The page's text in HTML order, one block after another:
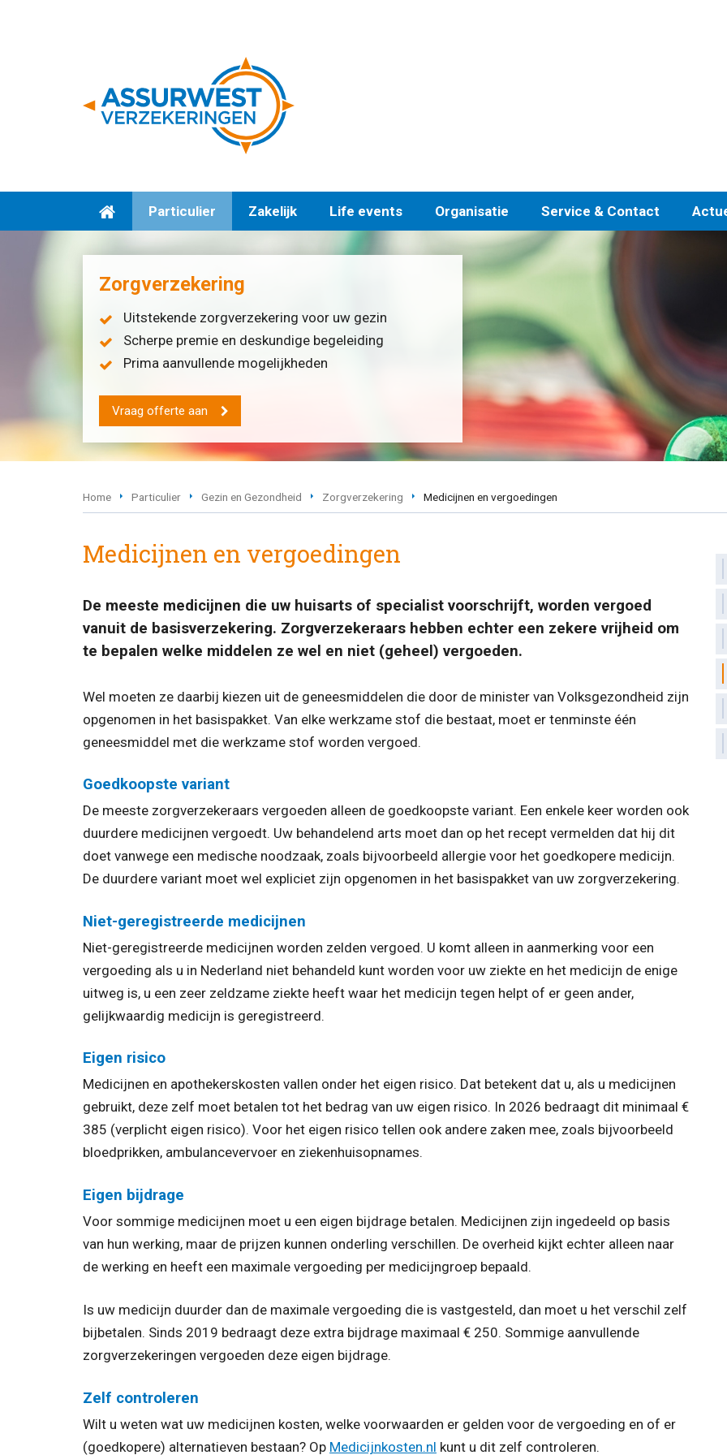
Particulier Zakelijk Life events Organisatie Service & Contact
Zorgverzekering
Uitstekende zorgverzekering voor uw gezin
Scherpe premie en deskundige begeleiding
Prima aanvullende mogelijkheden
Vraag offerte aan
Home Particulier Gezin en Gezondheid Zorgverzekering Medicijnen en vergoedingen
Medicijnen en vergoedingen
De meeste medicijnen die uw huisarts of specialist voorschrijft, worden vergoed
vanuit de basisverzekering. Zorgverzekeraars hebben echter een zekere vrijheid om
te bepalen welke middelen ze wel en niet (geheel) vergoeden.
Wel moeten ze daarbij kiezen uit de geneesmiddelen die door de minister van Volksgezondheid zijn
opgenomen in het basispakket. Van elke werkzame stof die bestaat, moet er tenminste één
geneesmiddel met die werkzame stof worden vergoed.
Goedkoopste variant
De meeste zorgverzekeraars vergoeden alleen de goedkoopste variant. Een enkele keer worden ook
duurdere medicijnen vergoedt. Uw behandelend arts moet dan op het recept vermelden dat hij dit
doet vanwege een medische noodzaak, zoals bijvoorbeeld allergie voor het goedkopere medicijn.
De duurdere variant moet wel expliciet zijn opgenomen in het basispakket van uw zorgverzekering.
Niet-geregistreerde medicijnen
Niet-geregistreerde medicijnen worden zelden vergoed. U komt alleen in aanmerking voor een
vergoeding als u in Nederland niet behandeld kunt worden voor uw ziekte en het medicijn de enige
uitweg is, u een zeer zeldzame ziekte heeft waar het medicijn tegen helpt of er geen ander,
gelijkwaardig medicijn is geregistreerd.
Eigen risico
Medicijnen en apothekerskosten vallen onder het eigen risico. Dat betekent dat u, als u medicijnen
gebruikt, deze zelf moet betalen tot het bedrag van uw eigen risico. In 2026 bedraagt dit minimaal €
385 (verplicht eigen risico). Voor het eigen risico tellen ook andere zaken mee, zoals bijvoorbeeld
bloedprikken, ambulancevervoer en ziekenhuisopnames.
Eigen bijdrage
Voor sommige medicijnen moet u een eigen bijdrage betalen. Medicijnen zijn ingedeeld op basis
van hun werking, maar de prijzen kunnen onderling verschillen. De overheid kijkt echter alleen naar
de werking en heeft een maximale vergoeding per medicijngroep bepaald.
Is uw medicijn duurder dan de maximale vergoeding die is vastgesteld, dan moet u het verschil zelf
bijbetalen. Sinds 2019 bedraagt deze extra bijdrage maximaal € 250. Sommige aanvullende
zorgverzekeringen vergoeden deze eigen bijdrage.
Zelf controleren
Wilt u weten wat uw medicijnen kosten, welke voorwaarden er gelden voor de vergoeding en of er
(goedkopere) alternatieven bestaan? Op Medicijnkosten.nl kunt u dit zelf controleren.